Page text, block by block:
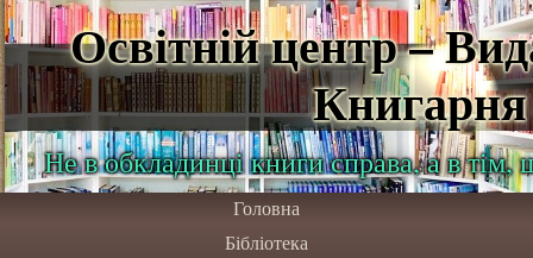
Освітній центр –
Книгарня
Не в обкладинці книги справа, а в
Головна
Бібліотека